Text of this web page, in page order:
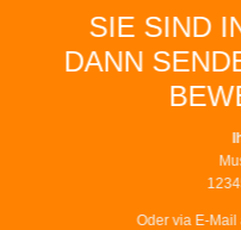
SIE SIND
DANN
Oder via E-Mail